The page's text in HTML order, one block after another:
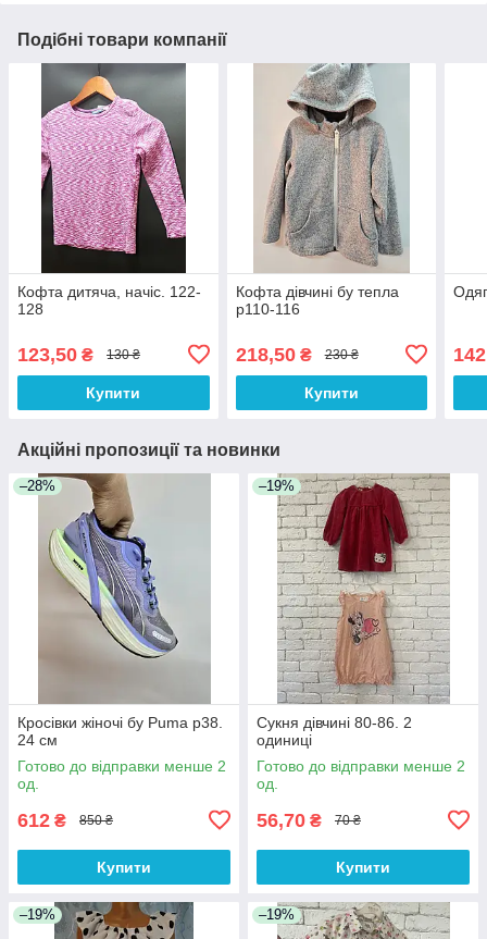
Подібні товари компанії
Кофта дитяча, начіс. 122-
128
123,50 ₴ 130 ₴
Купити
Кофта дівчині бу тепла
р110-116
218,50₴ 230 ₴
Купити
Акційні пропозиції та новинки
–28%
Кросівки жіночі бу Puma р38.
24 см
Готово до відправки менше 2
од.
612 ₴ 850 ₴
Купити
–19%
Сукня дівчині 80-86. 2
одиниці
Готово до відправки менше 2
од.
56,70 ₴ 70 ₴
Купити
–19% –19%